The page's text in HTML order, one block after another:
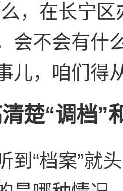
，在长宁
会不会有什
儿，咱们得
楚“调档”
到“档案”就